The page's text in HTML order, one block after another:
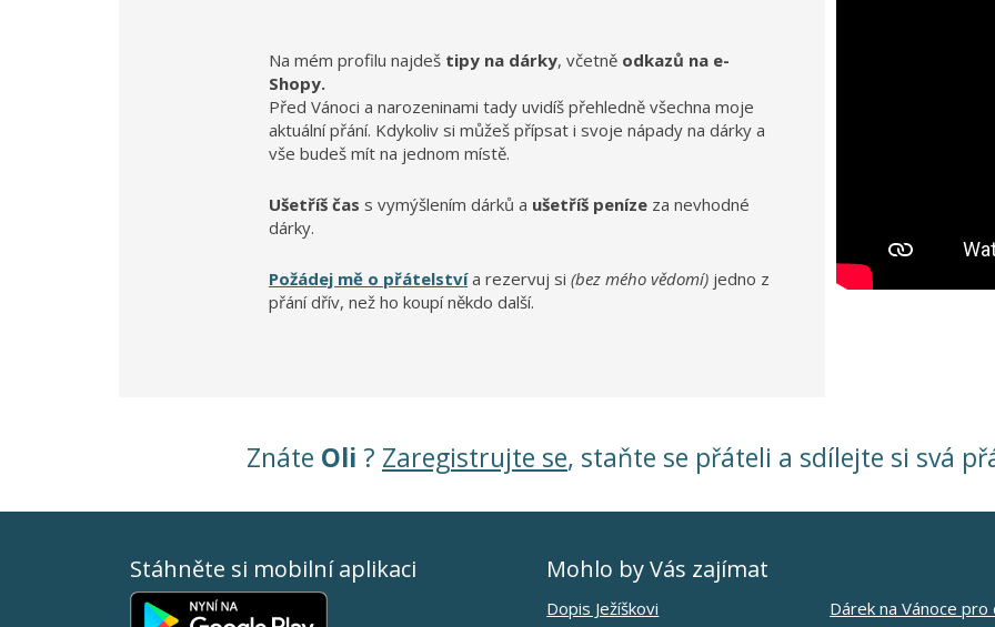
Na mém profilu najdeš tipy na dárky, včetně odkazů na e-
Shopy.
Před Vánoci a narozeninami tady uvidíš přehledně všechna moje
aktuální přání. Kdykoliv si můžeš přípsat i svoje nápady na dárky a
vše budeš mít na jednom místě.
Ušetříš čas s vymýšlením dárků a ušetříš peníze za nevhodné
dárky.
Požádej mě o přátelstvía rezervuj si (bez mého vědomí) jedno z
přání dřív, než ho koupí někdo další.
Znáte Oli ? Zaregistrujte se, staňte se přáteli a sdílejte si svá
Stáhněte si mobilní aplikaci Mohlo by Vás zajímat
Dopis Ježíškovi Dárek na Vánoce pro